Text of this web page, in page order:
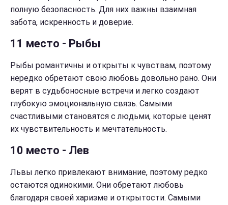
полную безопасность. Для них важны взаимная
забота, искренность и доверие.
11 место - Рыбы
Рыбы романтичны и открыты к чувствам, поэтому
нередко обретают свою любовь довольно рано. Они
верят в судьбоносные встречи и легко создают
глубокую эмоциональную связь. Самыми
счастливыми становятся с людьми, которые ценят
их чувствительность и мечтательность.
10 место - Лев
Львы легко привлекают внимание, поэтому редко
остаются одинокими. Они обретают любовь
благодаря своей харизме и открытости. Самыми